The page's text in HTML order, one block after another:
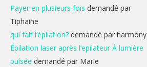
Payer en plusieurs fois demandé par
Tiphaine
qui fait l’épilation? demandé par harmony
Épilation laser après l’epilateur À lumière
pulsée demandé par Marie